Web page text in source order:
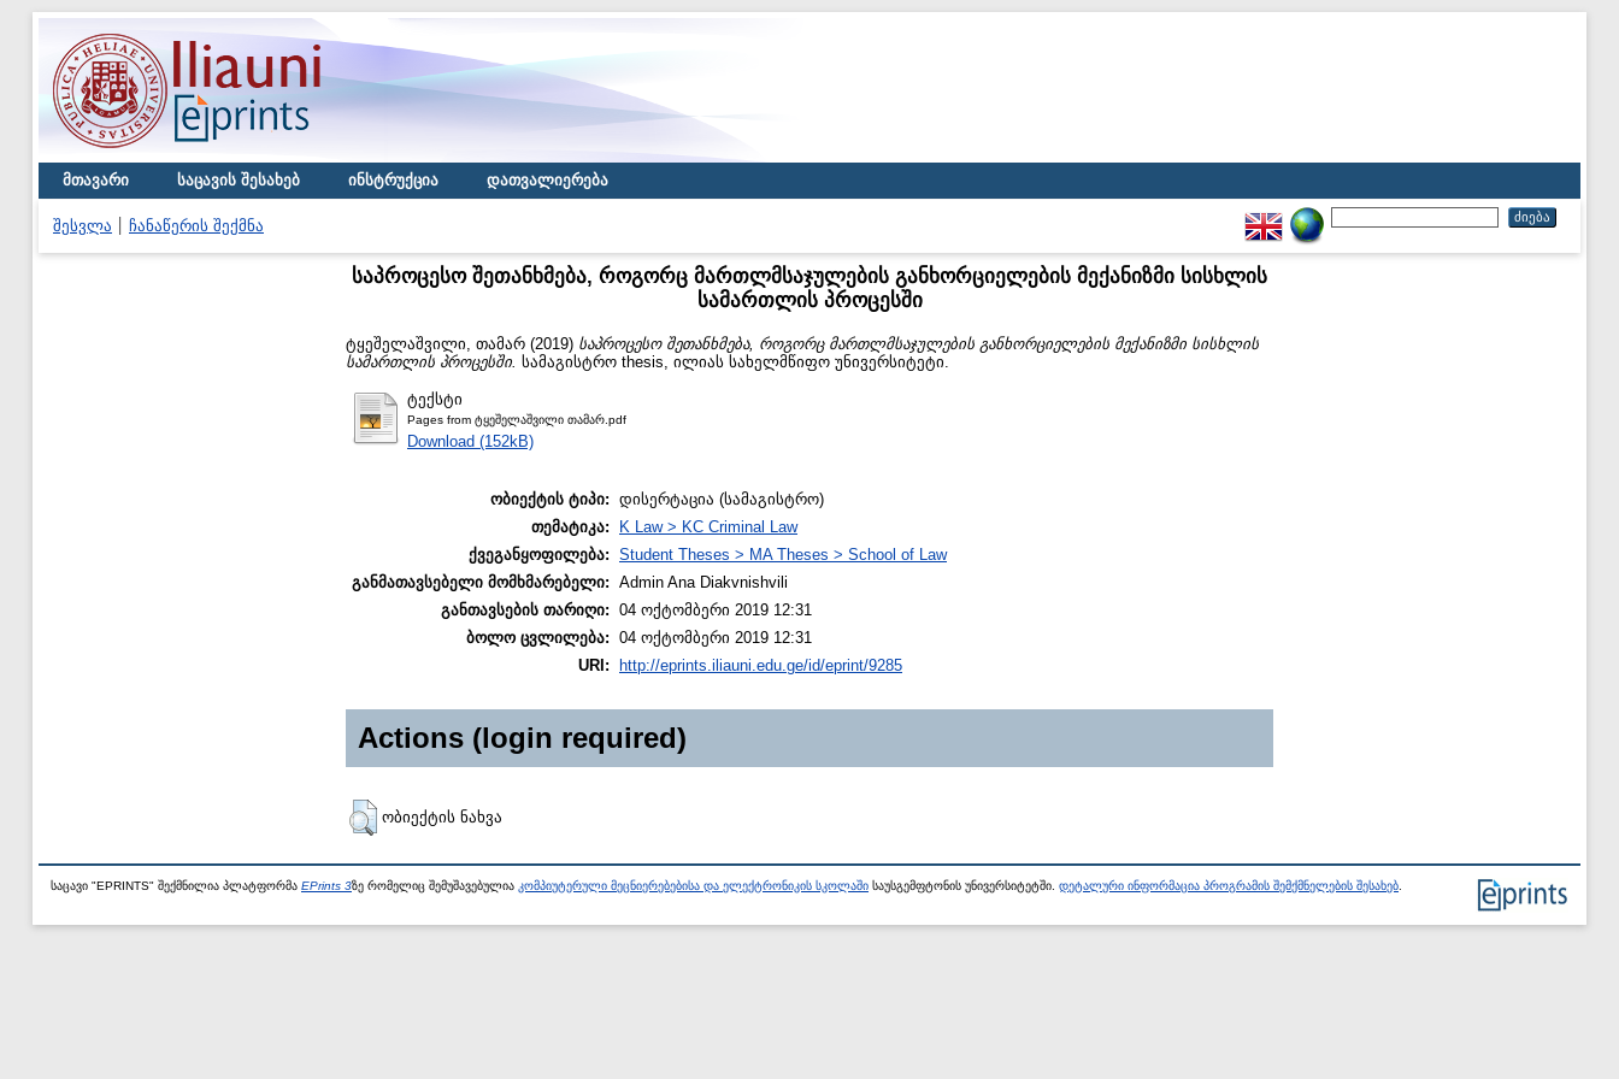
მთავარი საცავის შესახებ ინსტრუქცია დათვალიერება
შესვლა ჩანაწერის შექმნა
საპროცესო შეთანხმება, როგორც მართლმსაჯულების განხორციელების მექანიზმი სისხლის
სამართლის პროცესში
ტყეშელაშვილი, თამარ (2019) საპროცესო შეთანხმება, როგორც მართლმსაჯულების განხორციელების მექანიზმი სისხლის
სამართლის პროცესში. სამაგისტრო thesis, ილიას სახელმწიფო უნივერსიტეტი.
ტექსტი
Pages from ტყეშელაშვილი თამარ.pdf
Download (152kB)
ობიექტის ტიპი: დისერტაცია (სამაგისტრო)
თემატიკა:
K Law > KC Criminal Law
ქვეგანყოფილება: Student Theses > MA Theses > School of Law
განმათავსებელი მომხმარებელი: Admin Ana Diakvnishvili
განთავსების თარიღი: 04 ოქტომბერი 2019 12:31
ბოლო ცვლილება: 04 ოქტომბერი 2019 12:31
URI:
http://eprints.iliauni.edu.ge/id/eprint/9285
Actions (login required)
ობიექტის ნახვა
საცავი "EPRINTS" შექმნილია პლატფორმა EPrints 3ზე რომელიც შემუშავებულია კომპიუტერული მეცნიერებებისა და ელექტრონიკის სკოლაში საუსგემფტონის უნივერსიტეტში. დეტალური ინფორმაცია პროგრამის შემქმნელების შესახებ.